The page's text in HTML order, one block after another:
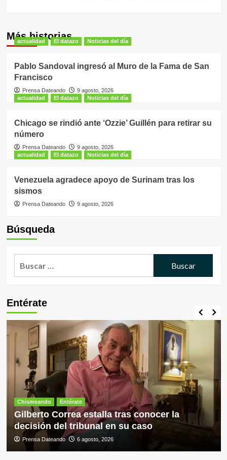
Más historias
actualidad El datazo Noticias del día
Pablo Sandoval ingresó al Muro de la Fama de San
Francisco
Prensa Dateando
9 agosto, 2026
actualidad
El datazo Noticias del día
Chicago se rindió ante ‘Ozzie’ Guillén para retirar su
número
Prensa Dateando
9 agosto, 2026
actualidad
El datazo Noticias del día
Venezuela agradece apoyo de Surinam tras los
sismos
Prensa Dateando 9 agosto, 2026
Búsqueda
Entérate
Chismeando Entérate
Gilberto Correa estalla tras conocer la
decisión del tribunal en su caso
Prensa Dateando 6 agosto, 2026